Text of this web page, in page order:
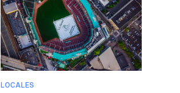
LOCALES